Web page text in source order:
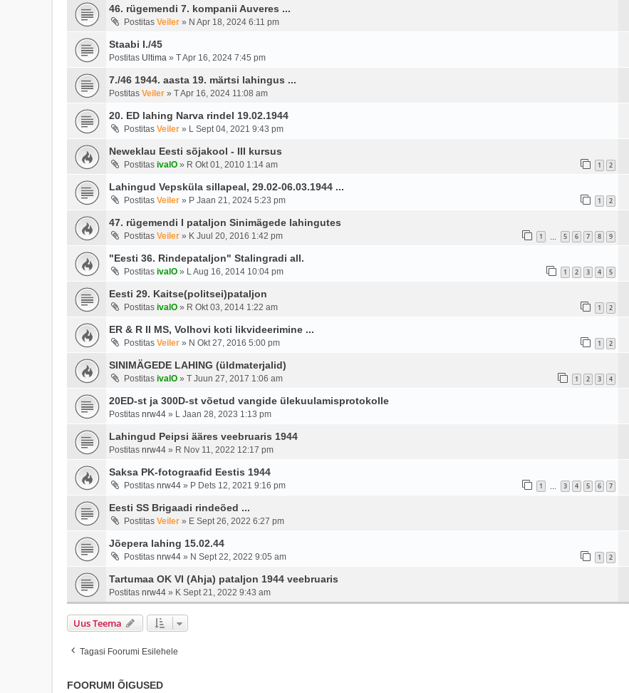
46. rügemendi 7. kompanii Auveres ...
Postitas Veiler » N Apr 18, 2024 6:11 pm
Staabi I./45
Postitas Ultima » T Apr 16, 2024 7:45 pm
7./46 1944. aasta 19. märtsi lahingus ...
Postitas Veiler » T Apr 16, 2024 11:08 am
20. ED lahing Narva rindel 19.02.1944
Postitas Veiler » L Sept 04, 2021 9:43 pm
Neweklau Eesti sõjakool - III kursus
Postitas ivalO » R Okt 01, 2010 1:14 am 1 2
Lahingud Vepsküla sillapeal, 29.02-06.03.1944 ...
Postitas Veiler » P Jaan 21, 2024 5:23 pm 1 2
47. rügemendi I pataljon Sinimägede lahingutes
Postitas Veiler » K Juul 20, 2016 1:42 pm 1 5 6 7 8 9
"Eesti 36. Rindepataljon" Stalingradi all.
Postitas ivalO » L Aug 16, 2014 10:04 pm 1 2 3 4 5
Eesti 29. Kaitse(politsei)pataljon
Postitas ivalO » R Okt 03, 2014 1:22 am 1 2
ER & R II MS, Volhovi koti likvideerimine ...
Postitas Veiler » N Okt 27, 2016 5:00 pm 1 2
SINIMÄGEDE LAHING (üldmaterjalid)
Postitas ivalO » T Juun 27, 2017 1:06 am 1 2 3 4
20ED-st ja 300D-st võetud vangide ülekuulamisprotokolle
Postitas nrw44 » L Jaan 28, 2023 1:13 pm
Lahingud Peipsi ääres veebruaris 1944
Postitas nrw44 » R Nov 11, 2022 12:17 pm
Saksa PK-fotograafid Eestis 1944
Postitas nrw44 » P Dets 12, 2021 9:16 pm 1 3 4 5 6 7
Eesti SS Brigaadi rindeõed ...
Postitas Veiler » E Sept 26, 2022 6:27 pm
Jõepera lahing 15.02.44
Postitas nrw44 » N Sept 22, 2022 9:05 am 1 2
Tartumaa OK VI (Ahja) pataljon 1944 veebruaris
Postitas nrw44 » K Sept 21, 2022 9:43 am
Uus Teema
Tagasi Foorumi Esilehele
FOORUMI ÕIGUSED